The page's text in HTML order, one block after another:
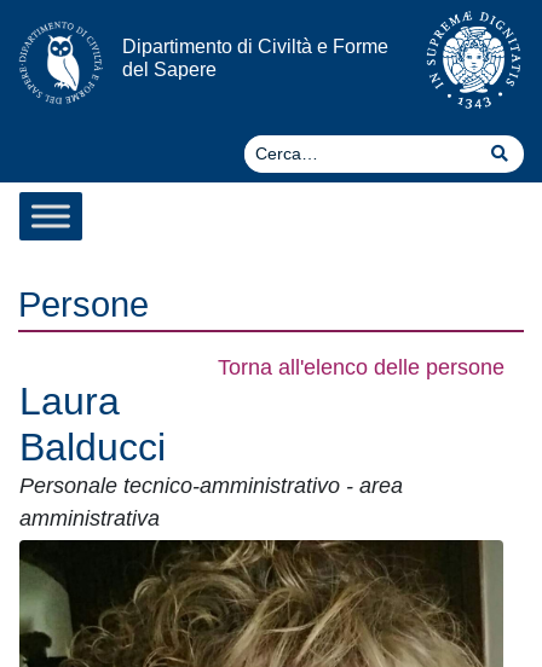
Vai al contenuto
Dipartimento di Civiltà e Forme
del Sapere
Persone
Torna all'elenco delle persone
Laura
Balducci
Personale tecnico-amministrativo - area
amministrativa